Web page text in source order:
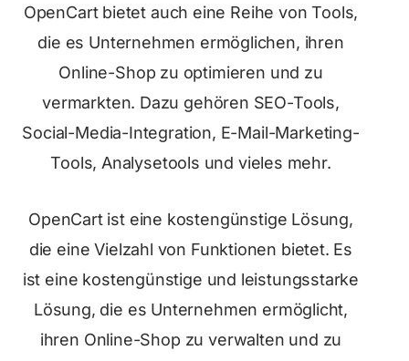
OpenCart bietet auch eine Reihe von Tools,
die es Unternehmen ermöglichen, ihren
Online-Shop zu optimieren und zu
vermarkten. Dazu gehören SEO-Tools,
Social-Media-Integration, E-Mail-Marketing-
Tools, Analysetools und vieles mehr.
OpenCart ist eine kostengünstige Lösung,
die eine Vielzahl von Funktionen bietet. Es
ist eine kostengünstige und leistungsstarke
Lösung, die es Unternehmen ermöglicht,
ihren Online-Shop zu verwalten und zu